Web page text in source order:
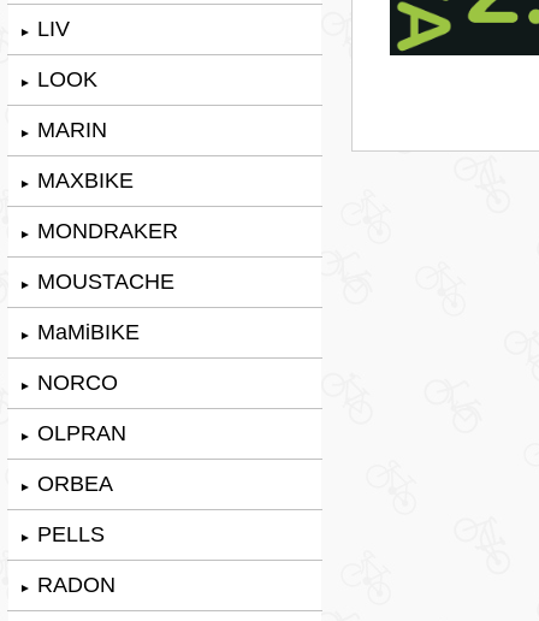
► LIV
► LOOK
► MARIN
► MAXBIKE
► MONDRAKER
► MOUSTACHE
► MaMiBIKE
► NORCO
► OLPRAN
► ORBEA
► PELLS
► RADON